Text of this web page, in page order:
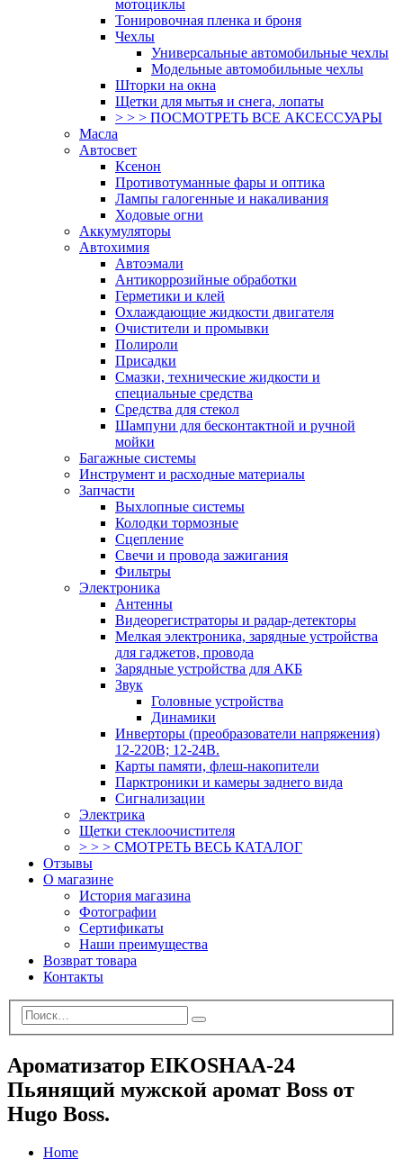
мотоциклы
Тонировочная пленка и броня
Чехлы
Универсальные автомобильные чехлы
Модельные автомобильные чехлы
Шторки на окна
Щетки для мытья и снега, лопаты
> > > ПОСМОТРЕТЬ ВСЕ АКСЕССУАРЫ
Масла
Автосвет
Ксенон
Противотуманные фары и оптика
Лампы галогенные и накаливания
Ходовые огни
Аккумуляторы
Автохимия
Автоэмали
Антикоррозийные обработки
Герметики и клей
Охлаждающие жидкости двигателя
Очистители и промывки
Полироли
Присадки
Смазки, технические жидкости и
специальные средства
Средства для стекол
Шампуни для бесконтактной и ручной
мойки
Багажные системы
Инструмент и расходные материалы
Запчасти
Выхлопные системы
Колодки тормозные
Сцепление
Свечи и провода зажигания
Фильтры
Электроника
Антенны
Видеорегистраторы и радар-детекторы
Мелкая электроника, зарядные устройства
для гаджетов, провода
Зарядные устройства для АКБ
Звук
Головные устройства
Динамики
Инверторы (преобразователи напряжения)
12-220В; 12-24В.
Карты памяти, флеш-накопители
Парктроники и камеры заднего вида
Сигнализации
Электрика
Щетки стеклоочистителя
> > > СМОТРЕТЬ ВЕСЬ КАТАЛОГ
Отзывы
О магазине
История магазина
Фотографии
Сертификаты
Наши преимущества
Возврат товара
Контакты
Ароматизатор EIKOSHAA-24
Пьянящий мужской аромат Boss от
Hugo Boss.
Home